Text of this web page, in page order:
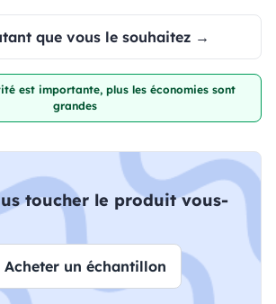
que vous le souhaitez →
est importante, plus les économies sont
grandes
toucher le produit vous-
Acheter un échantillon